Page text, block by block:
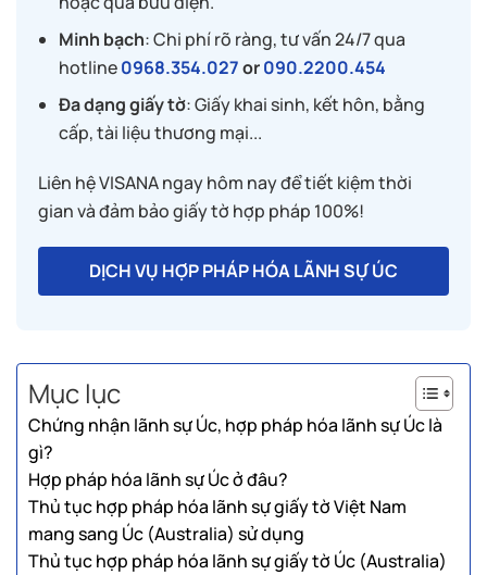
Minh bạch: Chi phí rõ ràng, tư vấn 24/7 qua
hotline0968.354.027or090.2200.454
Đa dạng giấy tờ: Giấy khai sinh, kết hôn, bằng
cấp, tài liệu thương mại...
Liên hệ VISANA ngay hôm nay để tiết kiệm thời
gian và đảm bảo giấy tờ hợp pháp 100%!
DỊCH VỤ HỢP PHÁP HÓA LÃNH SỰ ÚC
Mục lục
Chứng nhận lãnh sự Úc, hợp pháp hóa lãnh sự Úc là
gì?
Hợp pháp hóa lãnh sự Úc ở đâu?
Thủ tục hợp pháp hóa lãnh sự giấy tờ Việt Nam
mang sang Úc (Australia) sử dụng
Thủ tục hợp pháp hóa lãnh sự giấy tờ Úc (Australia)